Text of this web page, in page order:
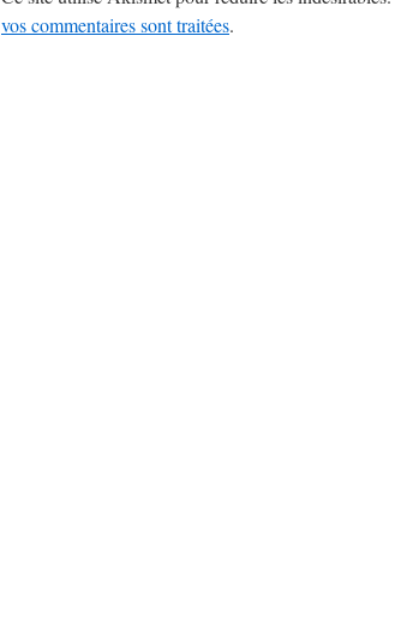
vos commentaires sont traitées.